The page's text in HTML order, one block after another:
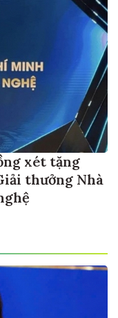
xét tặng
thưởng Nhà